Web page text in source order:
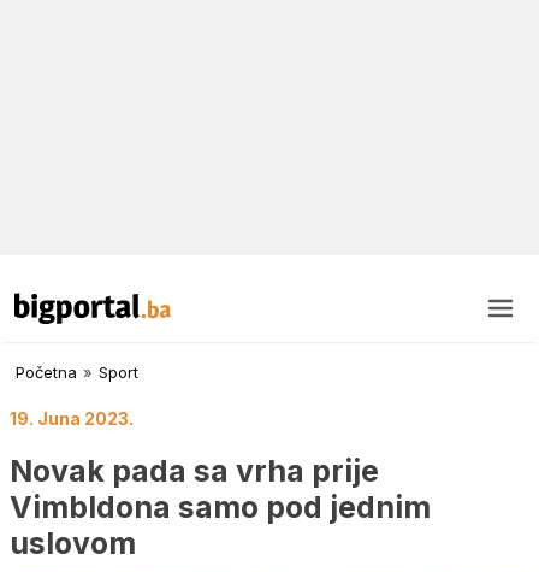
Početna » Sport
19. Juna 2023.
Novak pada sa vrha prije
Vimbldona samo pod jednim
uslovom